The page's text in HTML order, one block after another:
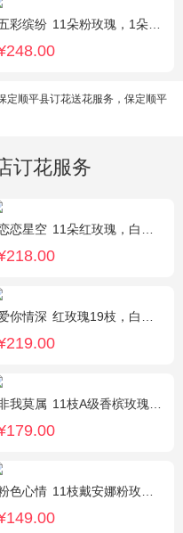
彩缤纷 11朵粉玫瑰，1朵粉绣球，白色乒乓菊，桔梗、绿叶搭配
定顺平县订花送花服务，保定顺平
订花服务
恋星空 11朵红玫瑰，白色满天星丰满搭配，红豆点缀，一条灯带，搭配2只小熊
你情深 红玫瑰19枝，白色相思梅、栀子叶搭配
我莫属 11枝A级香槟玫瑰，间插黄英、满天星，另加2只可爱小熊公仔（小熊以实物为准）。
色心情 11枝戴安娜粉玫瑰，满天星，绿叶搭配